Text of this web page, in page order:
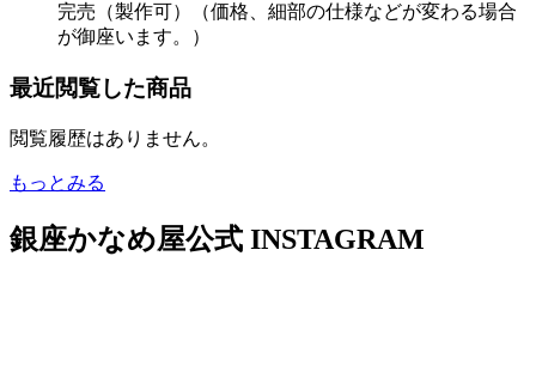
完売（製作可）（価格、細部の仕様などが変わる場合
が御座います。）
最近閲覧した商品
閲覧履歴はありません。
もっとみる
銀座かなめ屋公式 INSTAGRAM